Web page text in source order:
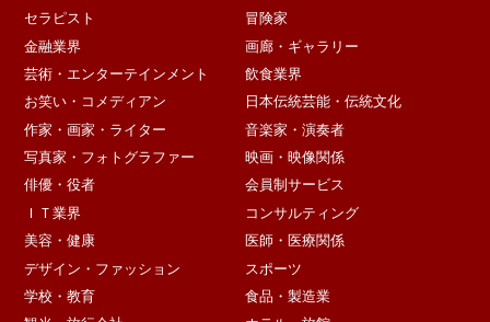
セラピスト
冒険家
金融業界
画廊・ギャラリー
芸術・エンターテインメント
飲食業界
お笑い・コメディアン
日本伝統芸能・伝統文化
作家・画家・ライター
音楽家・演奏者
写真家・フォトグラファー
映画・映像関係
俳優・役者
会員制サービス
ＩＴ業界
コンサルティング
美容・健康
医師・医療関係
デザイン・ファッション
スポーツ
学校・教育
食品・製造業